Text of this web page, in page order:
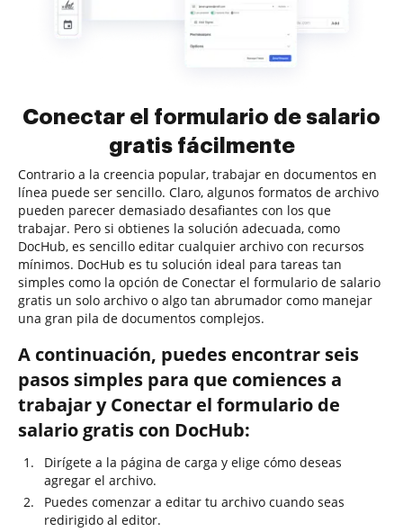
Conectar el formulario de salario
gratis fácilmente
Contrario a la creencia popular, trabajar en documentos en
línea puede ser sencillo. Claro, algunos formatos de archivo
pueden parecer demasiado desafiantes con los que
trabajar. Pero si obtienes la solución adecuada, como
DocHub, es sencillo editar cualquier archivo con recursos
mínimos. DocHub es tu solución ideal para tareas tan
simples como la opción de Conectar el formulario de salario
gratis un solo archivo o algo tan abrumador como manejar
una gran pila de documentos complejos.
A continuación, puedes encontrar seis
pasos simples para que comiences a
trabajar y Conectar el formulario de
salario gratis con DocHub:
Dirígete a la página de carga y elige cómo deseas
agregar el archivo.
Puedes comenzar a editar tu archivo cuando seas
redirigido al editor.